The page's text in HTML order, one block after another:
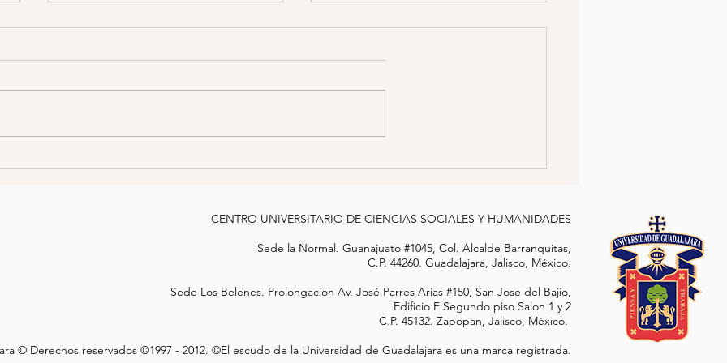
MADRES DE
DEL ÁNGEL AL
REVOLUCIÓN
de la Independencia al
FAMILIARES DE
PLANTÓN FRENTE AL PJF
realizaron un plantón sin
CENTRO UNIVERSITARIO DE CIENCIAS SOCIALES Y HUMANIDADES
Sede la Normal. Guanajuato #1045, Col. Alcalde Barranquitas,
C.P. 44260. Guadalajara, Jalisco, México.
Sede Los Belenes. Prolongacion Av. José Parres Arias #150, San Jose del Bajio,
Edificio F Segundo piso Salon 1 y 2
C.P. 45132. Zapopan, Jalisco, México.
© Derechos reservados ©1997 - 2012. ©El escudo de la Universidad de Guadalajara es una marca registrada.